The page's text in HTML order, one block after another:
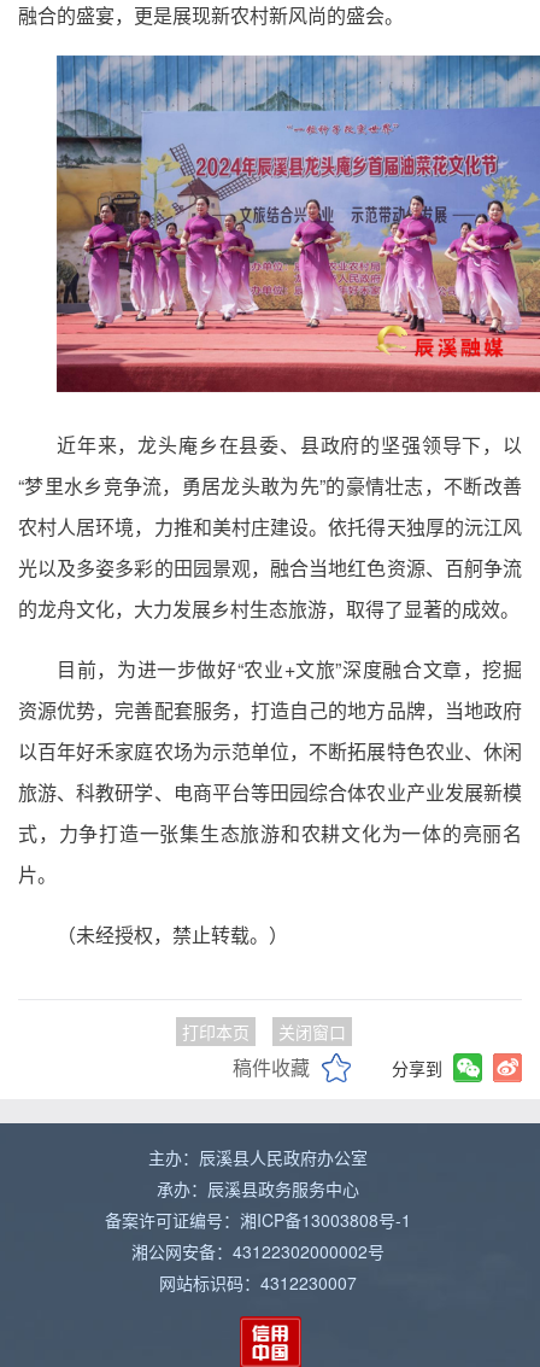
融合的盛宴，更是展现新农村新风尚的盛会。
近年来，龙头庵乡在县委、县政府的坚强领导下，以
“梦里水乡竞争流，勇居龙头敢为先”的豪情壮志，不断改善
农村人居环境，力推和美村庄建设。依托得天独厚的沅江风
光以及多姿多彩的田园景观，融合当地红色资源、百舸争流
的龙舟文化，大力发展乡村生态旅游，取得了显著的成效。
目前，为进一步做好“农业+文旅”深度融合文章，挖掘
资源优势，完善配套服务，打造自己的地方品牌，当地政府
以百年好禾家庭农场为示范单位，不断拓展特色农业、休闲
旅游、科教研学、电商平台等田园综合体农业产业发展新模
式，力争打造一张集生态旅游和农耕文化为一体的亮丽名
片。
（未经授权，禁止转载。）
打印本页 关闭窗口
稿件收藏 分享到
主办：辰溪县人民政府办公室
承办：辰溪县政务服务中心
备案许可证编号：湘ICP备13003808号-1
湘公网安备：43122302000002号
网站标识码：4312230007